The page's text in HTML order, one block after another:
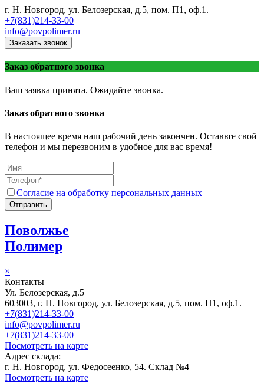
г. Н. Новгород, ул. Белозерская, д.5, пом. П1, оф.1.
+7(831)214-33-00
info@povpolimer.ru
Заказать звонок
Заказ обратного звонка
Ваш заявка принята. Ожидайте звонка.
Заказ обратного звонка
В настоящее время наш рабочий день закончен. Оставьте свой
телефон и мы перезвоним в удобное для вас время!
Согласие на обработку персональных данных
Отправить
Поволжье
Полимер
×
Контакты
Ул. Белозерская, д.5
603003, г. Н. Новгород, ул. Белозерская, д.5, пом. П1, оф.1.
+7(831)214-33-00
info@povpolimer.ru
+7(831)214-33-00
Посмотреть на карте
Адрес склада:
г. Н. Новгород, ул. Федосеенко, 54. Склад №4
Посмотреть на карте